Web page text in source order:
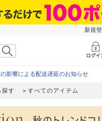
新規
影響による配送遅延のお知らせ
探す すべてのアイテム